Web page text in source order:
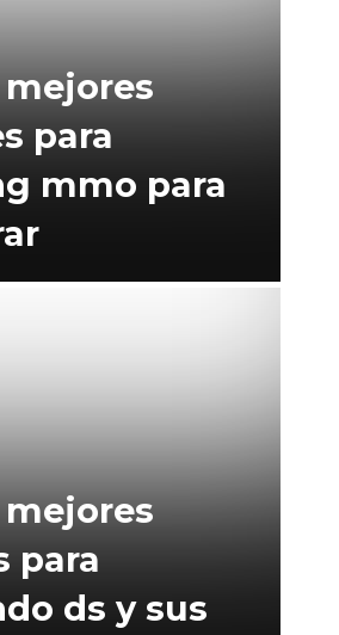
mejores
para
mmo para
mejores
para
ds y sus